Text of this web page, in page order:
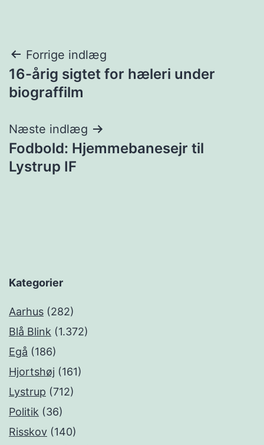
Indlægsnavigation
Forrige indlæg
16-årig sigtet for hæleri under
biograffilm
Næste indlæg
Fodbold: Hjemmebanesejr til
Lystrup IF
Kategorier
Aarhus (282)
Blå Blink (1.372)
Egå (186)
Hjortshøj (161)
Lystrup (712)
Politik (36)
Risskov (140)